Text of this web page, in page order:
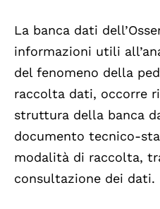
La banca dati
informazioni utili
del fenomeno della
raccolta dati, occorre
struttura della banca
documento tecnico-
modalità di raccolta,
consultazione dei dati.